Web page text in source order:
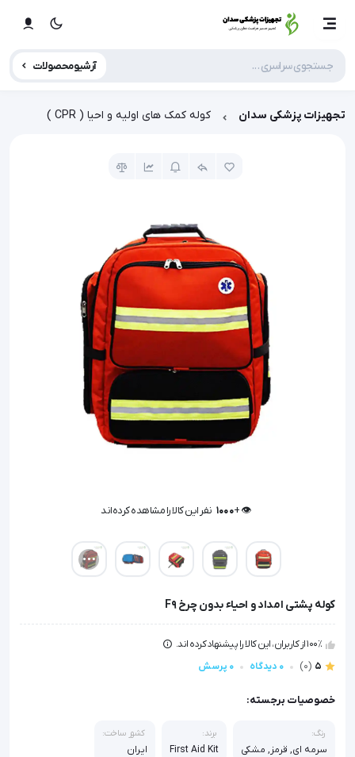
آرشیو محصولات
تجهیزات پزشکی سدان کوله کمک های اولیه و احیا ( CPR )
👁️ +
1000 نفر این کالا را مشاهده کرده‌اند
کوله پشتی امداد و احیاء بدون چرخ F9
100٪ از کاربران، این کالا را پیشنهاد کرده اند.
5
(0) 0 دیدگاه 0 پرسش
خصوصیات برجسته:
رنگ:
سرمه ای, قرمز, مشکی
برند:
First Aid Kit
کشور ساخت:
ایران